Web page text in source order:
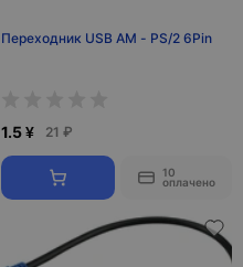
Переходник USB AM - PS/2 6Pin
1.5 ¥ 21 ₽
10
оплачено